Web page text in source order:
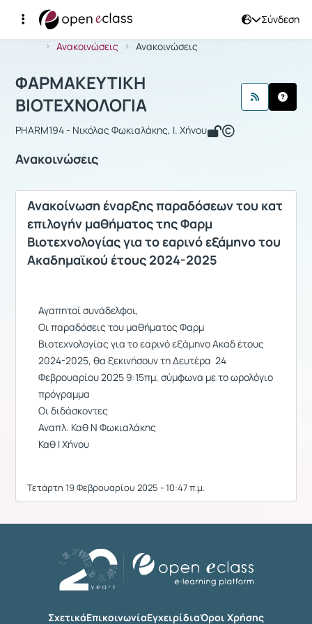
Σύνδεση
Αρχική Σελίδα
Ανακοινώσεις
Ανακοινώσεις
Μάθημα : ΦΑΡΜΑΚΕΥΤΙΚΗ
ΦΑΡΜΑΚΕΥΤΙΚΗ
ΒΙΟΤΕΧΝΟΛΟΓΙΑ
PHARM194 - Νικόλας Φωκιαλάκης, I. Χήνου
Ανακοινώσεις
Ανακοίνωση έναρξης παραδόσεων του κατ
επιλογήν μαθήματος της Φαρμ
Βιοτεχνολογίας για το εαρινό εξάμηνο του
Ακαδημαϊκού έτους 2024-2025
Αγαπητοί συνάδελφοι,
Οι παραδόσεις του μαθήματος Φαρμ
Βιοτεχνολογίας για το εαρινό εξάμηνο Ακαδ έτους
2024-2025, θα ξεκινήσουν τη Δευτέρα 24
Φεβρουαρίου 2025 9:15πμ, σύμφωνα με το ωρολόγιο
πρόγραμμα
Οι διδάσκοντες
Αναπλ. Καθ Ν Φωκιαλάκης
Καθ Ι Χήνου
Τετάρτη 19 Φεβρουαρίου 2025 - 10:47 π.μ.
ΣχετικάΕπικοινωνίαΕγχειρίδιαΌροι Χρήσης